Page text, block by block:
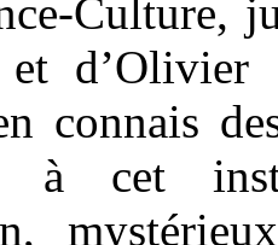
Culture,
et
connais
à cet